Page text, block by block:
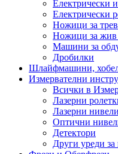
Електрически
Електрически
Ножици за
Ножици за жив
Машини за
Дробилки
Шлайфмашини,
Измервателни
Всички в
Лазерни
Лазерни
Оптични
Детектори
Други уреди за